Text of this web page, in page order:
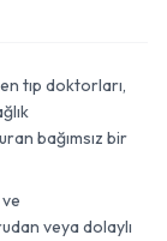
tıp doktorları,
bağımsız bir
veya dolaylı